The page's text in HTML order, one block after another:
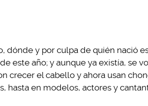
dónde y por culpa de quién nació
este año; y aunque ya existía, se
crecer el cabello y ahora usan
hasta en modelos, actores y